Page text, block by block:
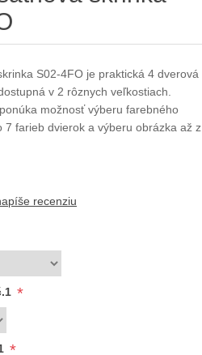
S02-4FO je praktická 4 dverová
v 2 rôznych veľkostiach.
možnosť výberu farebného
7 farieb dvierok a výberu obrázka až z
recenziu
*
*